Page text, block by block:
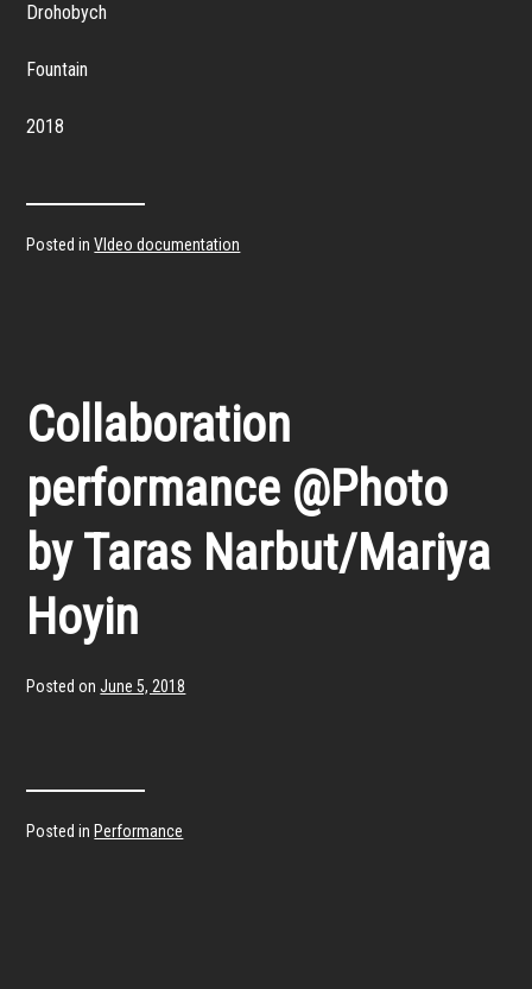
Drohobych
Fountain
2018
Posted inVIdeo documentation
Collaboration
performance @Photo
by Taras Narbut/Mariya
Hoyin
Posted onJune 5, 2018
Posted in Performance